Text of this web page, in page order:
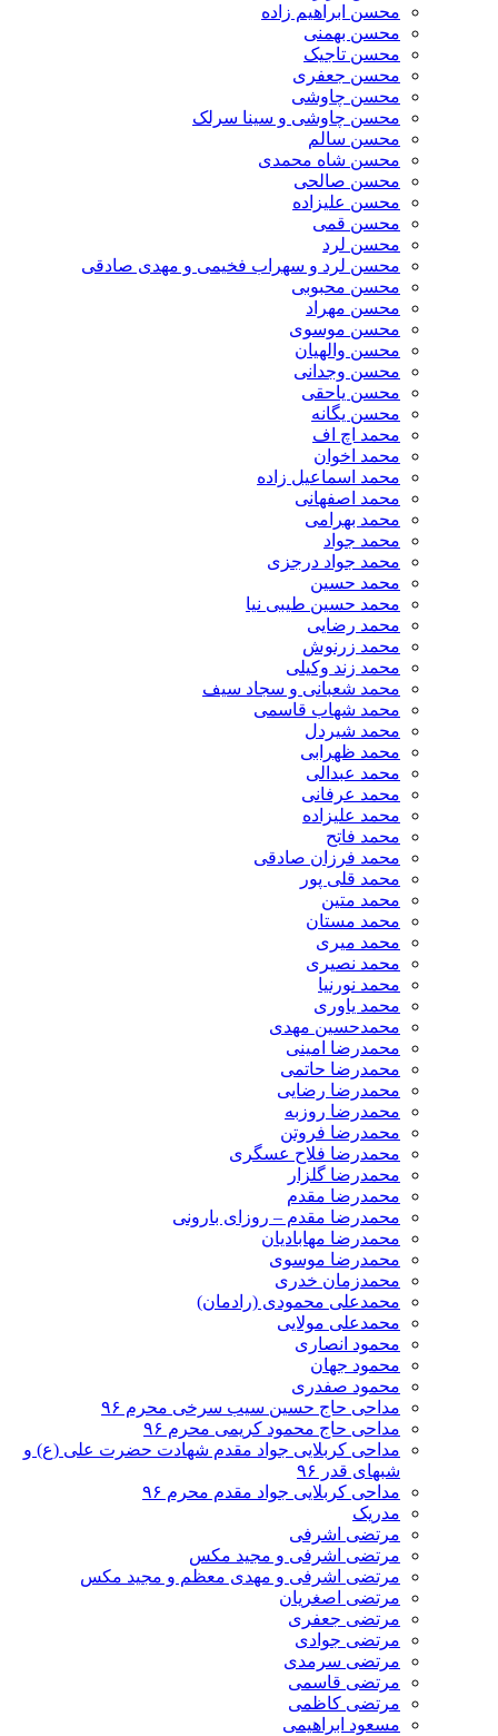
محسن ابراهیم زاده
محسن بهمنی
محسن تاجیک
محسن جعفری
محسن چاوشی
محسن چاوشی و سینا سرلک
محسن سالم
محسن شاه محمدی
محسن صالحی
محسن علیزاده
محسن قمی
محسن لرد
محسن لرد و سهراب فخیمی و مهدی صادقی
محسن محبوبی
محسن مهراد
محسن موسوی
محسن والهیان
محسن وجدانی
محسن یاحقی
محسن یگانه
محمد اچ اف
محمد اخوان
محمد اسماعیل زاده
محمد اصفهانی
محمد بهرامی
محمد جواد
محمد جواد درجزی
محمد حسین
محمد حسین طیبی نیا
محمد رضایی
محمد زرنوش
محمد زند وکیلی
محمد شعبانی و سجاد سیف
محمد شهاب قاسمی
​محمد شیردل
محمد ظهرابی
محمد عبدالی
محمد عرفانی
محمد علیزاده
محمد فاتح
محمد فرزان صادقی
محمد قلی پور
محمد متین
محمد مستان
محمد میری
محمد نصیری
محمد نورنیا
محمد یاوری
محمدحسین مهدی
محمدرضا امینی
محمدرضا حاتمی
محمدرضا رضایی
محمدرضا روزبه
محمدرضا فروتن
محمدرضا فلاح عسگری
محمدرضا گلزار
محمدرضا مقدم
محمدرضا مقدم – روزای بارونی
محمدرضا مهابادیان
محمدرضا موسوی
محمدزمان خدری
محمدعلی محمودی (رادمان)
محمدعلی مولایی
محمود انصاری
محمود جهان
محمود صفدری
مداحی حاج حسین سیب سرخی محرم ۹۶
مداحی حاج محمود کریمی محرم ۹۶
مداحی کربلایی جواد مقدم شهادت حضرت علی (ع) و
شبهای قدر ۹۶
مداحی کربلایی جواد مقدم محرم ۹۶
مدریک
مرتضی اشرفی
مرتضی اشرفی و مجید مکس
مرتضی اشرفی و مهدی معظم و مجید مکس
مرتضی اصغریان
مرتضی جعفری
مرتضی جوادی
مرتضی سرمدی
مرتضی قاسمی
مرتضی کاظمی
مسعود ابراهیمی